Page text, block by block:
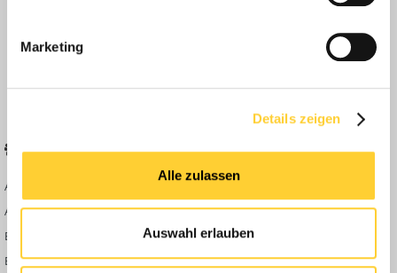
Marketing
Details zeigen
Alle zulassen
Auswahl erlauben
BELIEBTE FOREN
Abbruch
Ausbildung & Beruf
Bau Allgemein
Baumaschinen
KONTAKT
Werben auf
Bauforum24
Kontakt
Impressum